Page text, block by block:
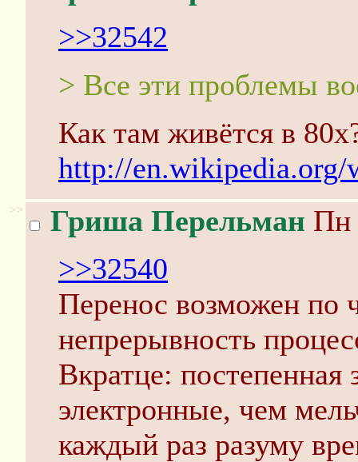
>>32542
> Все эти проблемы
Как там живётся в
http://
>> Гриша Перельман Пн
>>32540
Перенос возможен по
непрерывность
Вкратце: постепенная
электронные, чем
каждый раз разуму